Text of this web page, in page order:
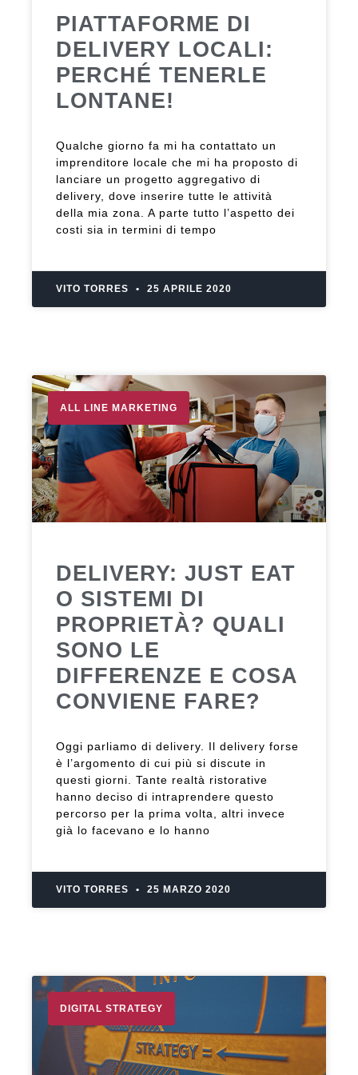
PIATTAFORME DI
DELIVERY LOCALI:
PERCHÉ TENERLE
LONTANE!
Qualche giorno fa mi ha contattato un
imprenditore locale che mi ha proposto di
lanciare un progetto aggregativo di
delivery, dove inserire tutte le attività
della mia zona. A parte tutto l’aspetto dei
costi sia in termini di tempo
VITO TORRES 25 APRILE 2020
ALL LINE MARKETING
DELIVERY: JUST EAT
O SISTEMI DI
PROPRIETÀ? QUALI
SONO LE
DIFFERENZE E COSA
CONVIENE FARE?
Oggi parliamo di delivery. Il delivery forse
è l’argomento di cui più si discute in
questi giorni. Tante realtà ristorative
hanno deciso di intraprendere questo
percorso per la prima volta, altri invece
già lo facevano e lo hanno
VITO TORRES 25 MARZO 2020
DIGITAL STRATEGY